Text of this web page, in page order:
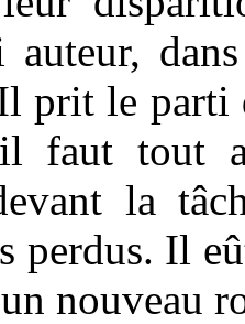
prit le parti
faut tout
la
perdus. Il
nouveau